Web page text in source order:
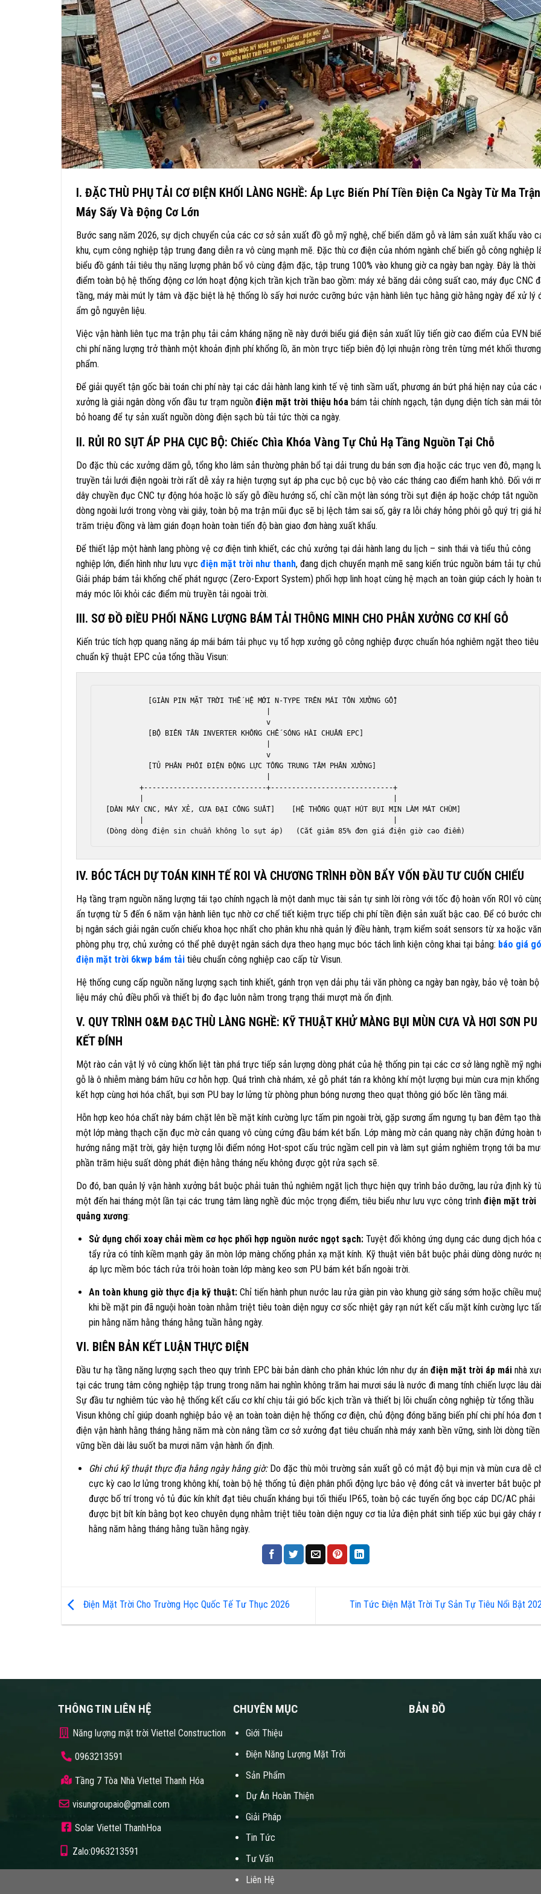
I. ĐẶC THÙ PHỤ TẢI CƠ ĐIỆN KHỐI LÀNG NGHỀ: Áp Lực Biến Phí Tiền Điện Ca Ngày Từ Ma Trận
Máy Sấy Và Động Cơ Lớn
Bước sang năm 2026, sự dịch chuyển của các cơ sở sản xuất đồ gỗ mỹ nghệ, chế biến dăm gỗ và lâm sản xuất khẩu vào
khu, cụm công nghiệp tập trung đang diễn ra vô cùng mạnh mẽ. Đặc thù cơ điện của nhóm ngành chế biến gỗ công nghiệp
biểu đồ gánh tải tiêu thụ năng lượng phân bổ vô cùng đậm đặc, tập trung 100% vào khung giờ ca ngày ban ngày. Đây là thời
điểm toàn bộ hệ thống động cơ lớn hoạt động kịch trần kịch trần bao gồm: máy xẻ băng dải công suất cao, máy đục CNC
tầng, máy mài mút ly tâm và đặc biệt là hệ thống lò sấy hơi nước cưỡng bức vận hành liên tục hằng giờ hằng ngày để xử lý
ẩm gỗ nguyên liệu.
Việc vận hành liên tục ma trận phụ tải cảm kháng nặng nề này dưới biểu giá điện sản xuất lũy tiến giờ cao điểm của EVN
chi phí năng lượng trở thành một khoản định phí khổng lồ, ăn mòn trực tiếp biên độ lợi nhuận ròng trên từng mét khối thương
phẩm.
Để giải quyết tận gốc bài toán chi phí này tại các dải hành lang kinh tế vệ tinh sầm uất, phương án bứt phá hiện nay của các
xưởng là giải ngân dòng vốn đầu tư trạm nguồn điện mặt trời thiệu hóa bám tải chính ngạch, tận dụng diện tích sàn mái
bỏ hoang để tự sản xuất nguồn dòng điện sạch bù tải tức thời ca ngày.
II. RỦI RO SỤT ÁP PHA CỤC BỘ: Chiếc Chìa Khóa Vàng Tự Chủ Hạ Tầng Nguồn Tại Chỗ
Do đặc thù các xưởng dăm gỗ, tổng kho lâm sản thường phân bổ tại dải trung du bán sơn địa hoặc các trục ven đô, mạng
truyền tải lưới điện ngoài trời rất dễ xảy ra hiện tượng sụt áp pha cục bộ cục bộ vào các tháng cao điểm hanh khô. Đối với
dây chuyền đục CNC tự động hóa hoặc lò sấy gỗ điều hướng số, chỉ cần một làn sóng trồi sụt điện áp hoặc chớp tắt nguồn
dòng ngoài lưới trong vòng vài giây, toàn bộ ma trận mũi đục sẽ bị lệch tâm sai số, gây ra lỗi cháy hỏng phôi gỗ quý trị giá
trăm triệu đồng và làm gián đoạn hoàn toàn tiến độ bàn giao đơn hàng xuất khẩu.
Để thiết lập một hành lang phòng vệ cơ điện tinh khiết, các chủ xưởng tại dải hành lang du lịch – sinh thái và tiểu thủ công
nghiệp lớn, điển hình như lưu vực điện mặt trời như thanh, đang dịch chuyển mạnh mẽ sang kiến trúc nguồn bám tải tự
Giải pháp bám tải khống chế phát ngược (Zero-Export System) phối hợp linh hoạt cùng hệ mạch an toàn giúp cách ly hoàn
máy móc lõi khỏi các điểm mù truyền tải ngoài trời.
III. SƠ ĐỒ ĐIỀU PHỐI NĂNG LƯỢNG BÁM TẢI THÔNG MINH CHO PHÂN XƯỞNG CƠ KHÍ GỖ
Kiến trúc tích hợp quang năng áp mái bám tải phục vụ tổ hợp xưởng gỗ công nghiệp được chuẩn hóa nghiêm ngặt theo tiêu
chuẩn kỹ thuật EPC của tổng thầu Visun:
          [GIÀN PIN MẶT TRỜI THẾ HỆ MỚI N-TYPE TRÊN MÁI TÔN XƯỞNG GỖ]
                                      v
          [BỘ BIẾN TẦN INVERTER KHỐNG CHẾ SÓNG HÀI CHUẨN EPC]
                                      v
          [TỦ PHÂN PHỐI ĐIỆN ĐỘNG LỰC TỔNG TRUNG TÂM PHÂN XƯỞNG]
        +-----------------------------+-----------------------------+
[DÀN MÁY CNC, MÁY XẺ, CƯA ĐẠI CÔNG SUẤT]    [HỆ THỐNG QUẠT HÚT BỤI MỊN LÀM MÁT CHÙM]
IV. BÓC TÁCH DỰ TOÁN KINH TẾ ROI VÀ CHƯƠNG TRÌNH ĐỒN BẨY VỐN ĐẦU TƯ CUỐN CHIẾU
Hạ tầng trạm nguồn năng lượng tái tạo chính ngạch là một danh mục tài sản tự sinh lời ròng với tốc độ hoàn vốn ROI vô
ấn tượng từ 5 đến 6 năm vận hành liên tục nhờ cơ chế tiết kiệm trực tiếp chi phí tiền điện sản xuất bậc cao. Để có bước
bị ngân sách giải ngân cuốn chiếu khoa học nhất cho phân khu nhà quản lý điều hành, trạm kiểm soát sensors từ xa hoặc văn
phòng phụ trợ, chủ xưởng có thể phê duyệt ngân sách dựa theo hạng mục bóc tách linh kiện công khai tại bảng: báo giá
điện mặt trời 6kwp bám tải tiêu chuẩn công nghiệp cao cấp từ Visun.
Hệ thống cung cấp nguồn năng lượng sạch tinh khiết, gánh trọn vẹn dải phụ tải văn phòng ca ngày ban ngày, bảo vệ toàn
liệu máy chủ điều phối và thiết bị đo đạc luôn nằm trong trạng thái mượt mà ổn định.
V. QUY TRÌNH O&M ĐẠC THÙ LÀNG NGHỀ: KỸ THUẬT KHỬ MÀNG BỤI MÙN CƯA VÀ HƠI SƠN PU
KẾT ĐÍNH
Một rào cản vật lý vô cùng khốn liệt tàn phá trực tiếp sản lượng dòng phát của hệ thống pin tại các cơ sở làng nghề mỹ
gỗ là ô nhiễm màng bám hữu cơ hỗn hợp. Quá trình chà nhám, xẻ gỗ phát tán ra không khí một lượng bụi mùn cưa mịn khổng
kết hợp cùng hơi hóa chất, bụi sơn PU bay lơ lửng từ phòng phun bóng nương theo quạt thông gió bốc lên tầng mái.
Hỗn hợp keo hóa chất này bám chặt lên bề mặt kính cường lực tấm pin ngoài trời, gặp sương ẩm ngưng tụ ban đêm tạo
một lớp màng thạch cặn đục mờ cản quang vô cùng cứng đầu bám két bẩn. Lớp màng mờ cản quang này chặn đứng hoàn
hướng nắng mặt trời, gây hiện tượng lỗi điểm nóng Hot-spot cấu trúc ngầm cell pin và làm sụt giảm nghiêm trọng tới ba
phần trăm hiệu suất dòng phát điện hằng tháng nếu không được gột rửa sạch sẽ.
Do đó, ban quản lý vận hành xưởng bắt buộc phải tuân thủ nghiêm ngặt lịch thực hiện quy trình bảo dưỡng, lau rửa định kỳ
một đến hai tháng một lần tại các trung tâm làng nghề đúc mộc trọng điểm, tiêu biểu như lưu vực công trình điện mặt trời
quảng xương:
Sử dụng chổi xoay chải mềm cơ học phối hợp nguồn nước ngọt sạch:Tuyệt đối không ứng dụng các dung dịch hóa
tẩy rửa có tính kiềm mạnh gây ăn mòn lớp màng chống phản xạ mặt kính. Kỹ thuật viên bắt buộc phải dùng dòng nước
áp lực mềm bóc tách rửa trôi hoàn toàn lớp màng keo sơn PU bám két bẩn ngoài trời.
An toàn khung giờ thực địa kỹ thuật:Chỉ tiến hành phun nước lau rửa giàn pin vào khung giờ sáng sớm hoặc chiều
khi bề mặt pin đã nguội hoàn toàn nhằm triệt tiêu toàn diện nguy cơ sốc nhiệt gây rạn nứt kết cấu mặt kính cường lực
pin hằng năm hằng tháng hằng tuần hằng ngày.
VI. BIÊN BẢN KẾT LUẬN THỰC ĐIỆN
Đầu tư hạ tầng năng lượng sạch theo quy trình EPC bài bản dành cho phân khúc lớn như dự án điện mặt trời áp mái nhà
tại các trung tâm công nghiệp tập trung trong năm hai nghìn không trăm hai mươi sáu là nước đi mang tính chiến lược lâu
Sự đầu tư nghiêm túc vào hệ thống kết cấu cơ khí chịu tải gió bốc kịch trần và thiết bị lõi chuẩn công nghiệp từ tổng thầu
Visun không chỉ giúp doanh nghiệp bảo vệ an toàn toàn diện hệ thống cơ điện, chủ động đóng băng biến phí chi phí hóa đơn
điện vận hành hằng tháng hằng năm mà còn nâng tầm cơ sở xưởng đạt tiêu chuẩn nhà máy xanh bền vững, sinh lời dòng tiền
vững bền dài lâu suốt ba mươi năm vận hành ổn định.
Ghi chú kỹ thuật thực địa hằng ngày hằng giờ:Do đặc thù môi trường sản xuất gỗ có mật độ bụi mịn và mùn cưa dễ
cực kỳ cao lơ lửng trong không khí, toàn bộ hệ thống tủ điện phân phối động lực bảo vệ đóng cắt và inverter bắt buộc
được bố trí trong vỏ tủ đúc kín khít đạt tiêu chuẩn kháng bụi tối thiểu IP65, toàn bộ các tuyến ống bọc cáp DC/AC phải
được bịt bít kín bằng bọt keo chuyên dụng nhằm triệt tiêu toàn diện nguy cơ tia lửa điện phát sinh tiếp xúc bụi gây cháy
hằng năm hằng tháng hằng tuần hằng ngày.
Điện Mặt Trời Cho Trường Học Quốc Tế Tư Thục 2026 Tin Tức Điện Mặt Trời Tự Sản Tự Tiêu Nổi Bật
THÔNG TIN LIÊN HỆ
Năng lượng mặt trời Viettel Construction
0963213591
Tầng 7 Tòa Nhà Viettel Thanh Hóa
visungroupaio@gmail.com
Solar Viettel ThanhHoa
Zalo:0963213591
CHUYÊN MỤC
Giới Thiệu
Điện Năng Lượng Mặt Trời
Sản Phẩm
Dự Án Hoàn Thiện
Giải Pháp
Tin Tức
Tư Vấn
Liên Hệ
BẢN ĐỒ